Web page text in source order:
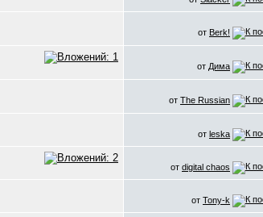
от Berk!
от Дима
от The Russian
от leska
от digital chaos
от Tony-k